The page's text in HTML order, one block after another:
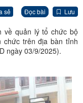
sẻ Đọc bài Lưu
về quản lý tổ chức bộ
chức trên địa bàn tỉnh
ngày 03/9/2025).